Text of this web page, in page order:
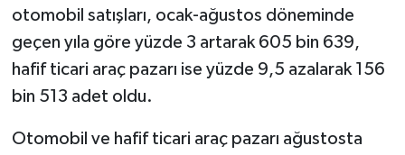
otomobil satışları, ocak-ağustos döneminde
geçen yıla göre yüzde 3 artarak 605 bin 639,
hafif ticari araç pazarı ise yüzde 9,5 azalarak 156
bin 513 adet oldu.
Otomobil ve hafif ticari araç pazarı ağustosta
Teknoloji
Türkiye
Video Haber
Yaşam